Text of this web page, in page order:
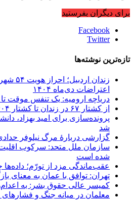
برای دیگران بفرستید
Facebook
Twitter
تازه‌ترین نوشته‌ها
زندان
اعتراضات دی‌ماه ۱۴۰۴
دریاچه ارومیه: یک تنفس موقت
از کشتار ۶۷ در زندان تا کشتار ۱۴۰۴ در خیابان
شد
گزارشی دربارهٔ مرگ نیلوفر
سازمان ملل متحد: سرکوب
شده است
عقب‌ماندگی مزد از تورّم؛ داده‌ها
تهران: توافق با عمان به معنای
کمیسر عالی حقوق بشر: به
معلمان در میانه جنگ و فشارهای